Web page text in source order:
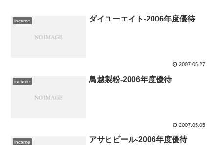
income ダイユーエイト-2006年度優待
2007.05.27
income 鳥越製粉-2006年度優待
2007.05.05
income アサヒビール-2006年度優待